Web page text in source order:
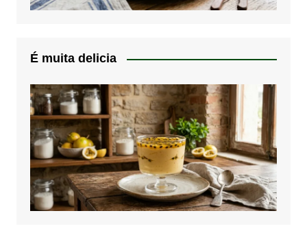
É muita delicia